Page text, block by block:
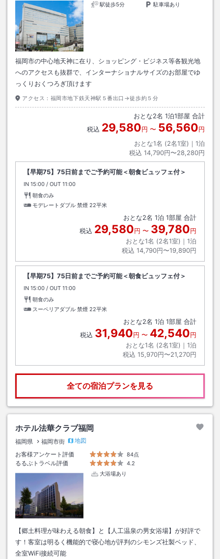
駅徒歩5分
駐車場あり
福岡市の中心地天神に在り、ショッピング・ビジネス等各観光地
へのアクセスも抜群で、インターナショナルサイズのお部屋でゆ
っくりおくつろぎ頂けます
アクセス： 福岡市地下鉄天神駅５番出口→徒歩約５分
おとな2名 1泊1部屋 合計
税込 29,580円 〜 56,560円
おとな1名 (2名1室)｜ 1泊
税込 14,790円〜28,280円
【早期75】75日前までご予約可能＜朝食ビュッフェ付＞
IN チェックイン
15:00 / OUT チェックアウト
11:00
朝食のみ
モデレートダブル 禁煙 22平米
おとな2名 1泊 1部屋 合計
税込 29,580円 〜 39,780円
おとな1名 (2名1室)｜ 1泊
税込 14,790円〜19,890円
【早期75】75日前までご予約可能＜朝食ビュッフェ付＞
IN チェックイン
15:00 / OUT チェックアウト
11:00
朝食のみ
スーペリアダブル 禁煙 22平米
おとな2名 1泊 1部屋 合計
税込 31,940円 〜 42,540円
おとな1名 (2名1室)｜ 1泊
税込 15,970円〜21,270円
全ての宿泊プランを見る
ホテル法華クラブ福岡
福岡県 福岡市街
地図
お客様アンケート評価
84点
るるぶトラベル評価
4.2
大浴場あり
【郷土料理が味わえる朝食】と【人工温泉の男女浴場】が好評で
す！客室は明るく機能的で寝心地が評判のシモンズ社製ベッド、
全室WiFi接続可能